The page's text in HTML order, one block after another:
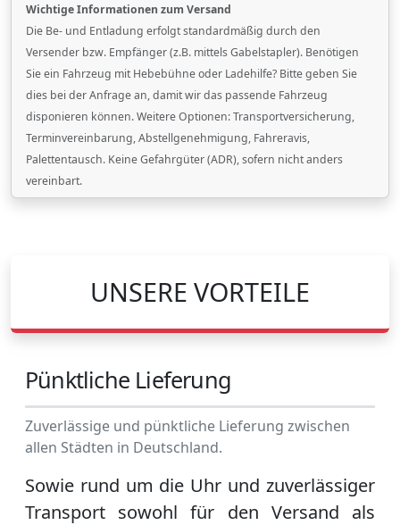
Wichtige Informationen zum Versand
Die Be- und Entladung erfolgt standardmäßig durch den
Versender bzw. Empfänger (z.B. mittels Gabelstapler). Benötigen
Sie ein Fahrzeug mit Hebebühne oder Ladehilfe? Bitte geben Sie
dies bei der Anfrage an, damit wir das passende Fahrzeug
disponieren können. Weitere Optionen: Transportversicherung,
Terminvereinbarung, Abstellgenehmigung, Fahreravis,
Palettentausch. Keine Gefahrgüter (ADR), sofern nicht anders
vereinbart.
UNSERE VORTEILE
Pünktliche Lieferung
Zuverlässige und pünktliche Lieferung zwischen
allen Städten in Deutschland.
Sowie rund um die Uhr und zuverlässiger
Transport sowohl für den Versand als